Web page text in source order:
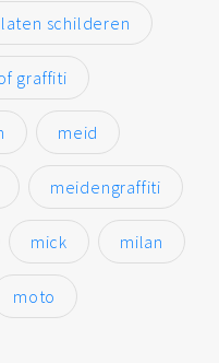
schilderen
graffiti
meid
meidengraffiti
mick milan
moto